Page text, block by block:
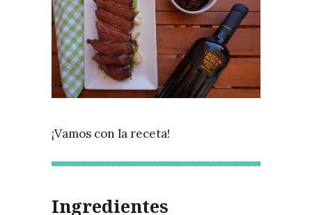
¡Vamos con la receta!
Ingredientes